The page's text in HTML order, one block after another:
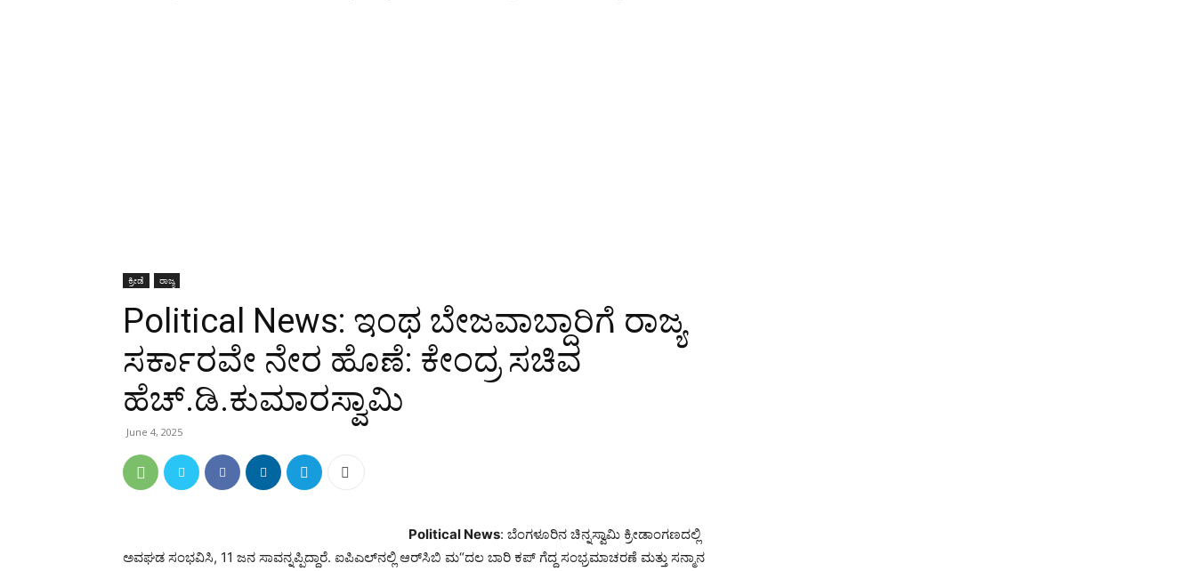
ಕ್ರೀಡೆ ರಾಜ್ಯ
Political News: ಇಂಥ ಬೇಜವಾಬ್ದಾರಿಗೆ ರಾಜ್ಯ
ಸರ್ಕಾರವೇ ನೇರ ಹೊಣೆ: ಕೇಂದ್ರ ಸಚಿವ
ಹೆಚ್.ಡಿ.ಕುಮಾರಸ್ವಾಮಿ
June 4, 2025
Political News: ಬೆಂಗಳೂರಿನ ಚಿನ್ನಸ್ವಾಮಿ ಕ್ರೀಡಾಂಗಣದಲ್ಲಿ
ಅವಘಡ ಸಂಭವಿಸಿ, 11 ಜನ ಸಾವನ್ನಪ್ಪಿದ್ದಾರೆ. ಐಪಿಎಲ್‌ನಲ್ಲಿ ಆರ್‌ಸಿಬಿ ಮ“ದಲ ಬಾರಿ ಕಪ್ ಗೆದ್ದ ಸಂಭ್ರಮಾಚರಣೆ ಮತ್ತು ಸನ್ಮಾನ